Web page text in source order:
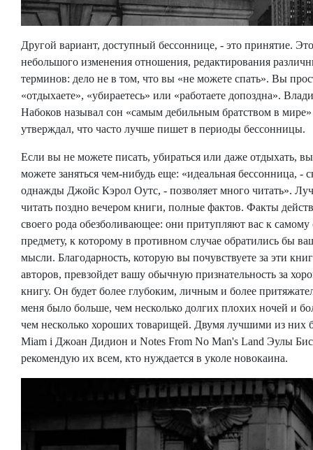
Другой вариант, доступный бессоннице, - это принятие. Это
небольшого изменения отношения, редактирования
терминов: дело не в том, что вы «не можете спать». Вы
«отдыхаете», «убираетесь» или «работаете допоздна».
Набоков называл сон «самым дебильным братством в
утверждал, что часто лучше пишет в периоды бессонницы.
Если вы не можете писать, убираться или даже отдыхать, вы
можете заняться чем-нибудь еще: «идеальная бессонница, -
однажды Джойс Кэрол Оутс, - позволяет много читать».
читать поздно вечером книги, полные фактов. Факты
своего рода обезболивающее: они притупляют вас к самому
предмету, к которому в противном случае обратились бы
мысли. Благодарность, которую вы почувствуете за эти
авторов, превзойдет вашу обычную признательность за
книгу. Он будет более глубоким, личным и более
меня было больше, чем несколько долгих плохих ночей и
чем несколько хороших товарищей. Двумя лучшими из них
Miam i Джоан Дидион и Notes From No Man's Land Эулы
рекомендую их всем, кто нуждается в уколе новокаина.